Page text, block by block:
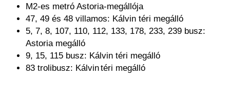
M2-es metró Astoria-megállója
47, 49 és 48 villamos: Kálvin téri megálló
5, 7, 8, 107, 110, 112, 133, 178, 233, 239 busz:
Astoria megálló
9, 15, 115 busz: Kálvin téri megálló
83 trolibusz: Kálvin téri megálló